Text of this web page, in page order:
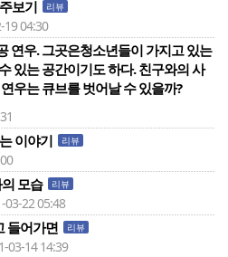
보기 리뷰
04:30
연우. 그곳은청소년들이 가지고 있는
있는 공간이기도 하다. 친구와의 사
우는 큐브를 벗어날 수 있을까?
이야기 리뷰
모습 리뷰
22 05:48
들어가면 리뷰
03-14 14:39